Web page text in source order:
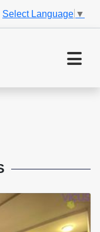
Select Language ▼